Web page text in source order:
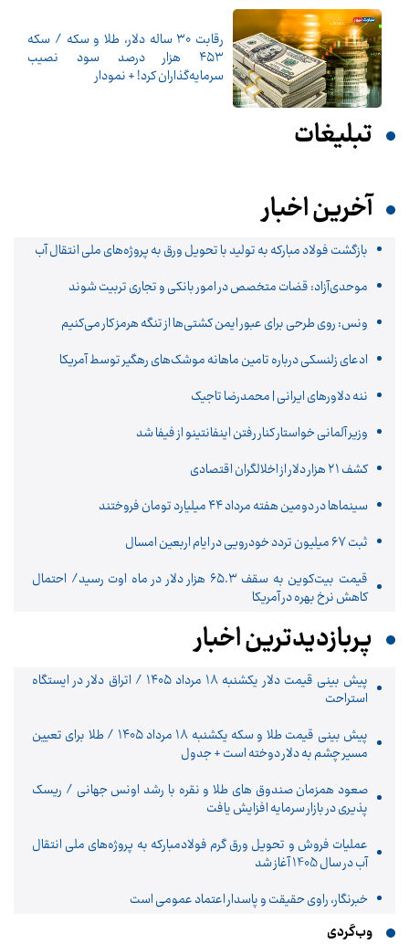
رقابت ۳۰ ساله دلار، طلا و سکه / سکه
۴۵۳ هزار درصد سود نصیب
سرمایه‌گذاران کرد! + نمودار
تبلیغات
آخرین اخبار
بازگشت فولاد مبارکه به تولید با تحویل ورق به پروژه‌های ملی انتقال آب
موحدی‌آزاد: قضات متخصص در امور بانکی و تجاری تربیت شوند
ونس: روی طرحی برای عبور ایمن کشتی‌ها از تنگه هرمز کار می‌کنیم
ادعای زلنسکی درباره تامین ماهانه موشک‌های رهگیر توسط آمریکا
ننه دلاورهای ایرانی | محمدرضا تاجیک
وزیر آلمانی خواستار کنار رفتن اینفانتینو از فیفا شد
کشف ۲۱ هزار دلار از اخلالگران اقتصادی
سینماها در دومین هفته‌ مرداد ۴۴ میلیارد تومان فروختند
ثبت ۶۷ میلیون تردد خودرویی در ایام اربعین امسال
قیمت بیت‌کوین به سقف ۶۵.۳ هزار دلار در ماه اوت رسید/ احتمال
کاهش نرخ بهره در آمریکا
پربازدیدترین اخبار
پیش ‌بینی قیمت دلار یکشنبه ۱۸ مرداد ۱۴۰۵ / اتراق دلار در ایستگاه
استراحت
پیش‌ بینی قیمت طلا و سکه یکشنبه ۱۸ مرداد ۱۴۰۵ / طلا برای تعیین
مسیر چشم به دلار دوخته است + جدول
صعود همزمان صندوق های طلا و نقره با رشد اونس جهانی / ریسک
پذیری در بازار سرمایه افزایش یافت
عملیات فروش و تحویل ورق گرم فولادمبارکه به پروژه‌های ملی انتقال
آب در سال 1405 آغاز شد
خبرنگار، راوی حقیقت و پاسدار اعتماد عمومی است
وب‌گردی